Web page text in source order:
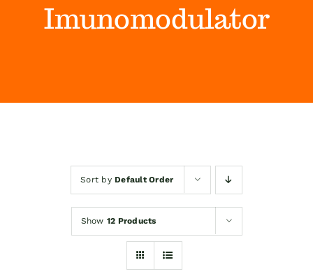
Himalaya Wellness Company
Imunomodulator
Sort byDefault Order
Show 12 Products